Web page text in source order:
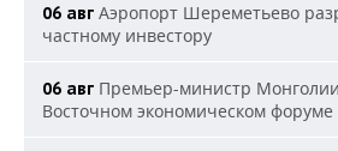
06 авг Аэропорт Шереметьево
частному инвестору
06 авг Премьер-министр
Восточном экономическом форуме